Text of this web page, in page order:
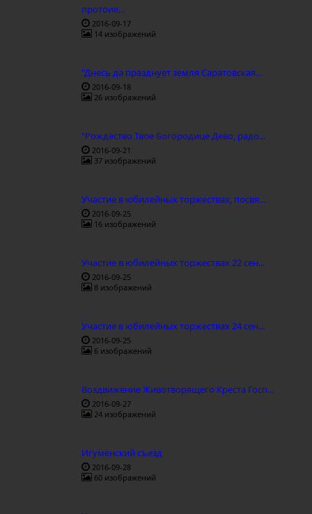
протоие...
2016-09-17
14 изображений
"Днесь да празднует земля Саратовская...
2016-09-18
26 изображений
"Рождество Твое Богородице Дево, радо...
2016-09-21
37 изображений
Участие в юбилейных торжествах, посвя...
2016-09-25
16 изображений
Участие в юбилейных торжествах 22 сен...
2016-09-25
8 изображений
Участие в юбилейных торжествах 24 сен...
2016-09-25
6 изображений
Воздвижение Животворящего Креста Госп...
2016-09-27
24 изображений
Игуменский съезд
2016-09-28
60 изображений